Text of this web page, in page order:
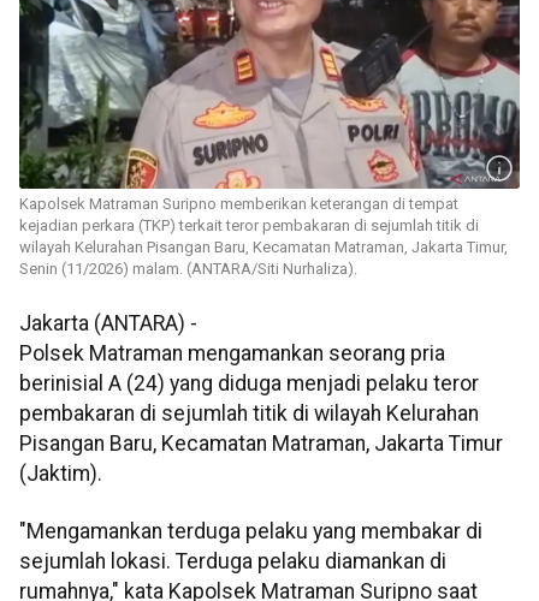
Kapolsek Matraman Suripno memberikan keterangan di tempat
kejadian perkara (TKP) terkait teror pembakaran di sejumlah titik di
wilayah Kelurahan Pisangan Baru, Kecamatan Matraman, Jakarta Timur,
Senin (11/2026) malam. (ANTARA/Siti Nurhaliza).
Jakarta (ANTARA) -
Polsek Matraman mengamankan seorang pria
berinisial A (24) yang diduga menjadi pelaku teror
pembakaran di sejumlah titik di wilayah Kelurahan
Pisangan Baru, Kecamatan Matraman, Jakarta Timur
(Jaktim).
"Mengamankan terduga pelaku yang membakar di
sejumlah lokasi. Terduga pelaku diamankan di
rumahnya," kata Kapolsek Matraman Suripno saat